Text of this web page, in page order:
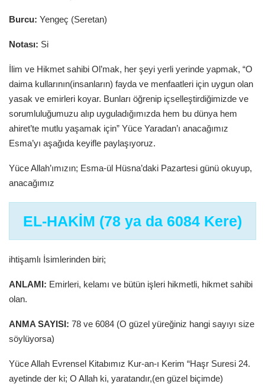
Burcu: Yengeç (Seretan)
Notası: Si
İlim ve Hikmet sahibi Ol’mak, her şeyi yerli yerinde yapmak, “O
daima kullarının(insanların) fayda ve menfaatleri için uygun olan
yasak ve emirleri koyar. Bunları öğrenip içselleştirdiğimizde ve
sorumluluğumuzu alıp uyguladığımızda hem bu dünya hem
ahiret’te mutlu yaşamak için” Yüce Yaradan’ı anacağımız
Esma’yı aşağıda keyifle paylaşıyoruz.
Yüce Allah’ımızın; Esma-ül Hüsna’daki Pazartesi günü okuyup,
anacağımız
EL-HAKİM (78 ya da 6084 Kere)
ihtişamlı İsimlerinden biri;
ANLAMI: Emirleri, kelamı ve bütün işleri hikmetli, hikmet sahibi
olan.
ANMA SAYISI: 78 ve 6084 (O güzel yüreğiniz hangi sayıyı size
söylüyorsa)
Yüce Allah Evrensel Kitabımız Kur-an-ı Kerim “Haşr Suresi 24.
ayetinde der ki; O Allah ki, yaratandır,(en güzel biçimde)